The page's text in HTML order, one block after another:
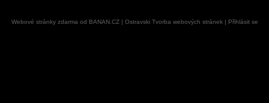
Webové stránky zdarma od BANAN.CZ| Ostravski Tvorba webových stránek | Přihlásit se